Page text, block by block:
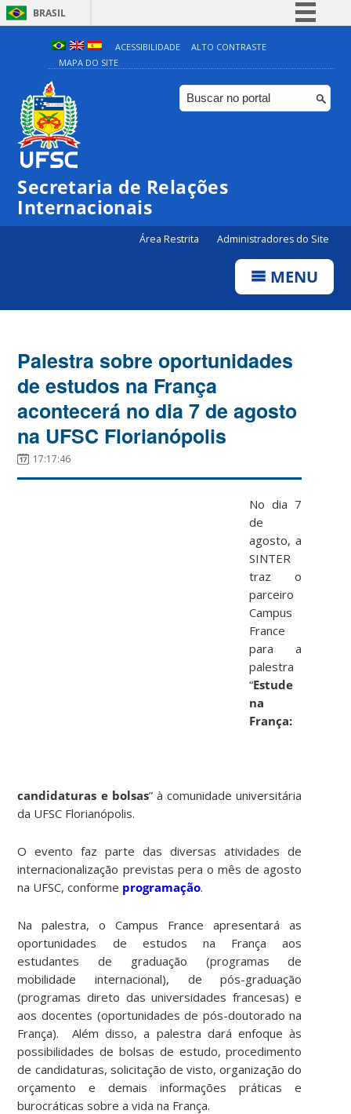
BRASIL
Simplifique!
Comunica BR
Participe
ACESSIBILIDADE
ALTO CONTRASTE
MAPA DO SITE
Secretaria de Relações
Internacionais
Área Restrita Administradores do Site
MENU
Palestra sobre oportunidades
de estudos na França
acontecerá no dia 7 de agosto
na UFSC Florianópolis
17:17:46
No dia 7
de
agosto, a
SINTER
traz o
parceiro
Campus
France
para a
palestra
“Estude
na
França:
candidaturas e bolsas” à comunidade universitária
da UFSC Florianópolis.
O evento faz parte das diversas atividades de
internacionalização previstas pera o mês de agosto
na UFSC, conforme programação.
Na palestra, o Campus France apresentará as
oportunidades de estudos na França aos
estudantes de graduação (programas de
mobilidade internacional), de pós-graduação
(programas direto das universidades francesas) e
aos docentes (oportunidades de pós-doutorado na
França). Além disso, a palestra dará enfoque às
possibilidades de bolsas de estudo,procedimento
de candidaturas, solicitação de visto, organização do
orçamento e demais informações práticas e
burocráticas sobre a vida na França.